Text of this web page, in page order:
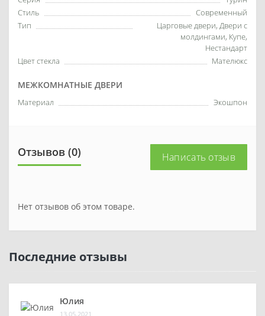
Стиль
Современный
Тип
Царговые двери, Двери с
молдингами, Купе,
Нестандарт
Цвет стекла
Мателюкс
МЕЖКОМНАТНЫЕ ДВЕРИ
Материал Экошпон
Отзывов (0) Написать отзыв
Нет отзывов об этом товаре.
Последние отзывы
Юлия
13.05.2021